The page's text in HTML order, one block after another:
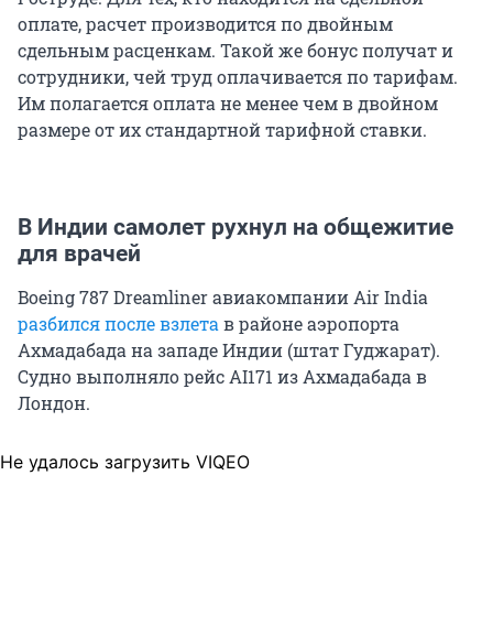
оплате, расчет производится по двойным
сдельным расценкам. Такой же бонус получат и
сотрудники, чей труд оплачивается по тарифам.
Им полагается оплата не менее чем в двойном
размере от их стандартной тарифной ставки.
В Индии самолет рухнул на общежитие
для врачей
Boeing 787 Dreamliner авиакомпании Air India
разбился после взлетав районе аэропорта
Ахмадабада на западе Индии (штат Гуджарат).
Судно выполняло рейс AI171 из Ахмадабада в
Лондон.
Не удалось загрузить VIQEO